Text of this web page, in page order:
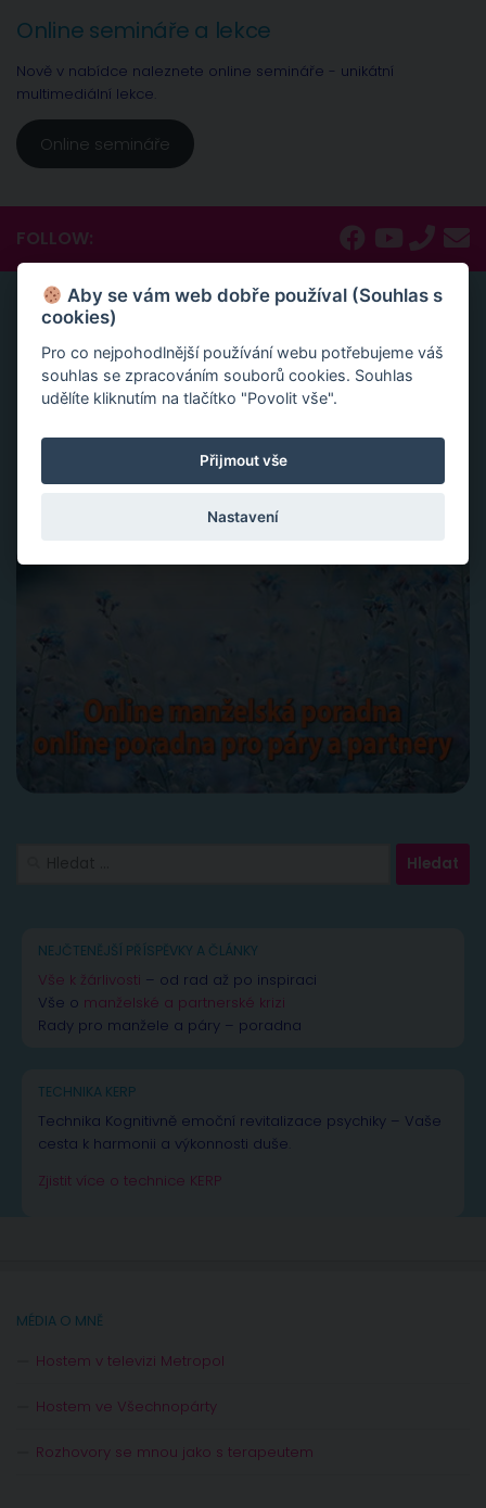
Online semináře a lekce
Nově v nabídce naleznete online semináře - unikátní
multimediální lekce.
Online semináře
FOLLOW:
ONLINE SEMINÁŘE A LEKCE
Nově v nabídce naleznete online semináře – unikátní
multimediální lekce, naprosto konkrétní návody a
inspirace.
Velká partnerská rekapitulace a restart vašeho vztahu
Slovy ke šťastnému vztahu
NEJČTENĚJŠÍ PŘÍSPĚVKY A ČLÁNKY
Vše k žárlivosti – od rad až po inspiraci
Vše o manželské a partnerské krizi
Rady pro manžele a páry – poradna
TECHNIKA KERP
Technika Kognitivně emoční revitalizace psychiky – Vaše
cesta k harmonii a výkonnosti duše.
Zjistit více o technice KERP
MÉDIA O MNĚ
Hostem v televizi Metropol
Hostem ve Všechnopárty
Rozhovory se mnou jako s terapeutem
Aby se vám web dobře používal (Souhlas s
cookies)
Pro co nejpohodlnější používání webu potřebujeme váš
souhlas se zpracováním souborů cookies. Souhlas
udělíte kliknutím na tlačítko "Povolit vše".
Přijmout vše
Nastavení